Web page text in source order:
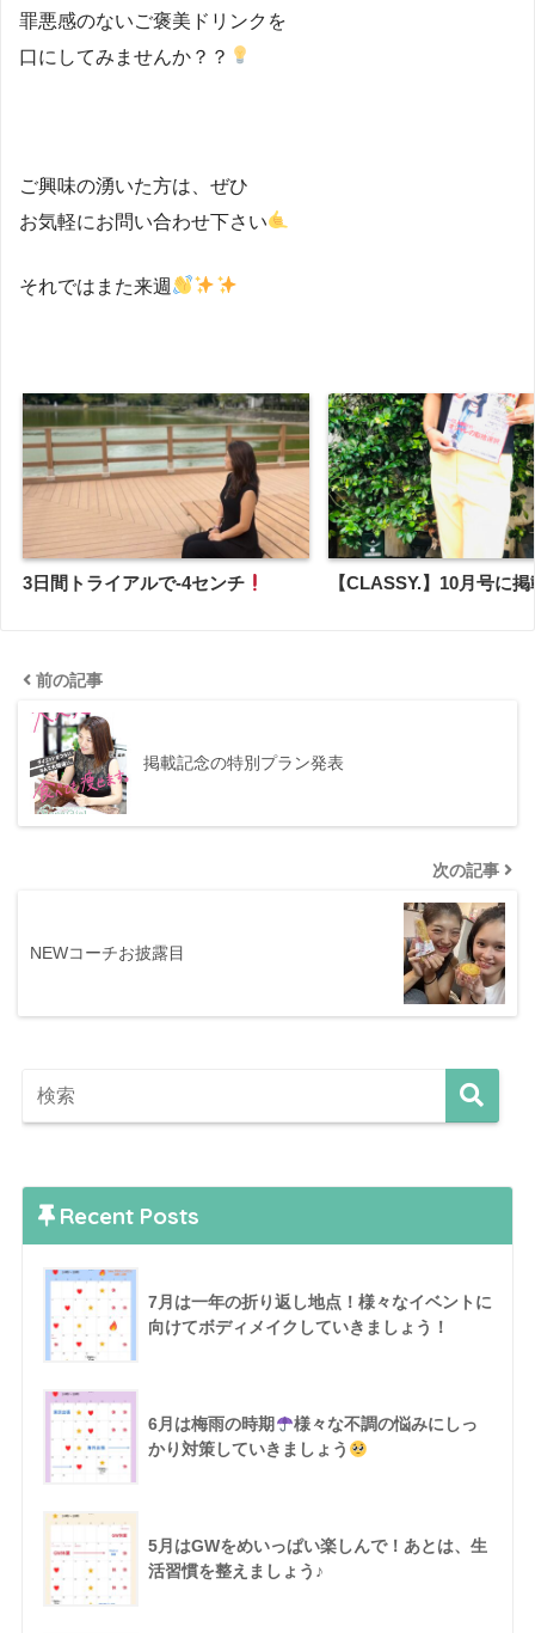
罪悪感のないご褒美ドリンクを
口にしてみませんか？？
ご興味の湧いた方は、ぜひ
お気軽にお問い合わせ下さい
それではまた来週
3日間トライアルで-4センチ 【CLASSY.】10月号に掲
前の記事
掲載記念の特別プラン発表
次の記事
NEWコーチお披露目
Recent Posts
7月は一年の折り返し地点！様々なイベントに
向けてボディメイクしていきましょう！
6月は梅雨の時期
様々な不調の悩みにしっ
かり対策していきましょう
5月はGWをめいっぱい楽しんで！あとは、生
活習慣を整えましょう♪